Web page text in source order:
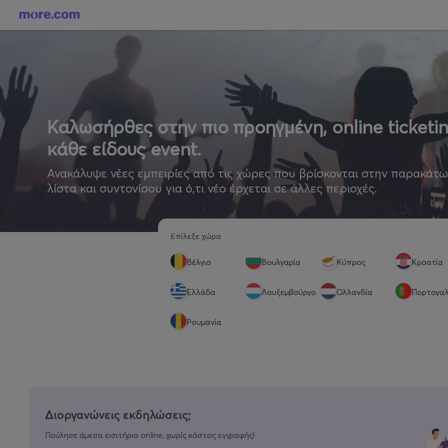
Καλωσήρθες στην πιο προηγμένη, online
κάθε είδους event.
Ανακάλυψε νέες εμπειρίες από τις χώρες που βρίσκονται στην παρακάτω
λίστα και συντονίσου για ό,τι νέο έρχεται σε άλλες περιοχές.
Επίλεξε χώρα
Βέλγιο Βουλγαρία Κύπρος Κροατία
Eλλάδα Λουξεμβούργο Ολλανδία
Ρουμανία
Διοργανώνεις εκδηλώσεις;
Πούλησε άμεσα εισιτήρια online, χωρίς κόστος εγγραφής!